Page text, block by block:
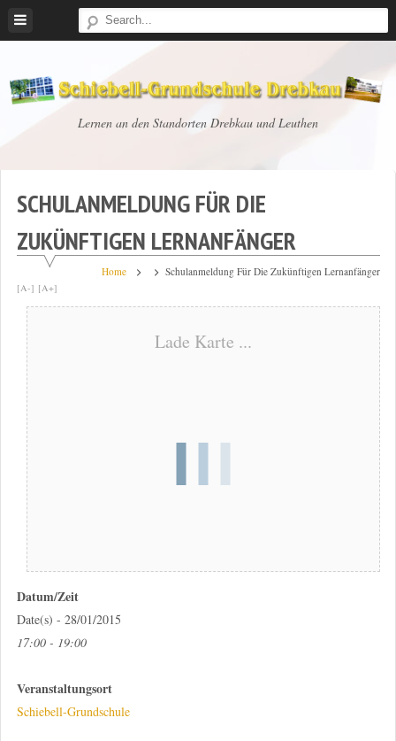
Skip
Schiebell-
Drebkau
Lernen an den Standorten Drebkau und Leuthen
SCHULANMELDUNG FÜR DIE
ZUKÜNFTIGEN LERNANFÄNGER
Home Schulanmeldung Für Die Zukünftigen Lernanfänger
[A-] [A+]
Lade Karte ...
Datum/Zeit
Date(s) - 28/01/2015
17:00 - 19:00
Veranstaltungsort
Schiebell-Grundschule